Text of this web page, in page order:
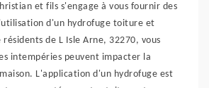
et fils s'engage à vous fournir des
d'un hydrofuge toiture et
de L Isle Arne, 32270, vous
intempéries peuvent impacter la
L'application d'un hydrofuge est